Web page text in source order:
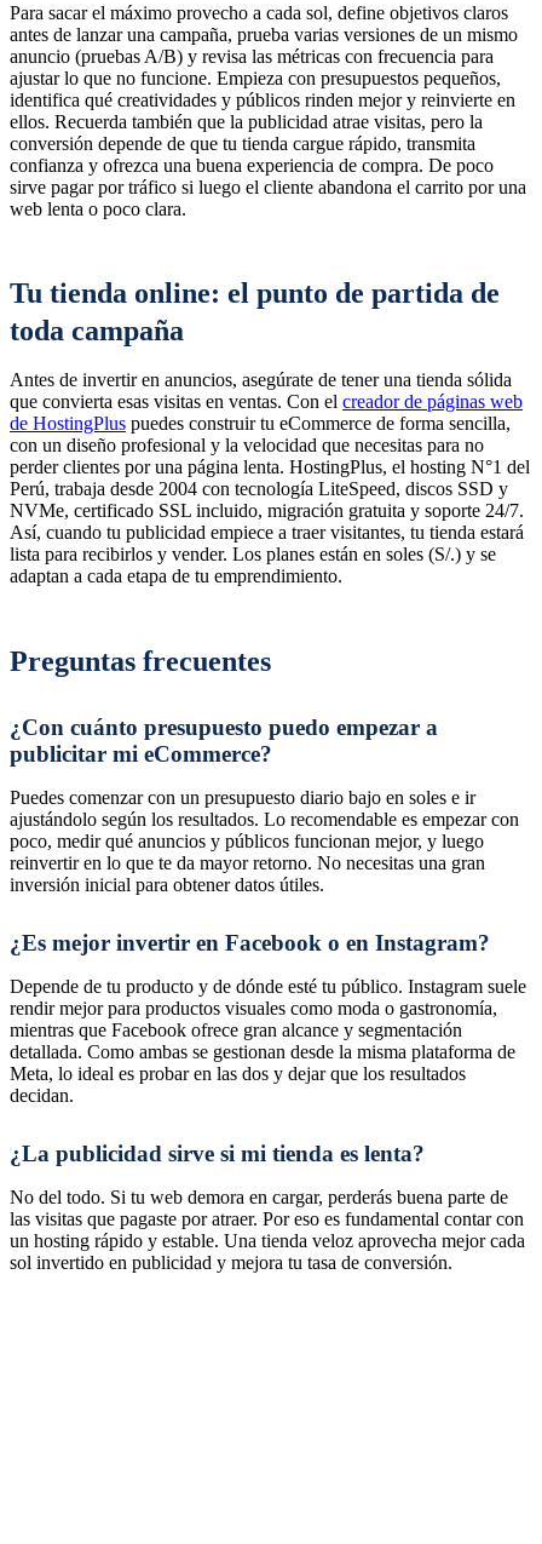
Para sacar el máximo provecho a cada sol, define objetivos claros
antes de lanzar una campaña, prueba varias versiones de un mismo
anuncio (pruebas A/B) y revisa las métricas con frecuencia para
ajustar lo que no funcione. Empieza con presupuestos pequeños,
identifica qué creatividades y públicos rinden mejor y reinvierte en
ellos. Recuerda también que la publicidad atrae visitas, pero la
conversión depende de que tu tienda cargue rápido, transmita
confianza y ofrezca una buena experiencia de compra. De poco
sirve pagar por tráfico si luego el cliente abandona el carrito por una
web lenta o poco clara.
Tu tienda online: el punto de partida de
toda campaña
Antes de invertir en anuncios, asegúrate de tener una tienda sólida
que convierta esas visitas en ventas. Con el creador de páginas web
de HostingPlus puedes construir tu eCommerce de forma sencilla,
con un diseño profesional y la velocidad que necesitas para no
perder clientes por una página lenta. HostingPlus, el hosting N°1 del
Perú, trabaja desde 2004 con tecnología LiteSpeed, discos SSD y
NVMe, certificado SSL incluido, migración gratuita y soporte 24/7.
Así, cuando tu publicidad empiece a traer visitantes, tu tienda estará
lista para recibirlos y vender. Los planes están en soles (S/.) y se
adaptan a cada etapa de tu emprendimiento.
Preguntas frecuentes
¿Con cuánto presupuesto puedo empezar a
publicitar mi eCommerce?
Puedes comenzar con un presupuesto diario bajo en soles e ir
ajustándolo según los resultados. Lo recomendable es empezar con
poco, medir qué anuncios y públicos funcionan mejor, y luego
reinvertir en lo que te da mayor retorno. No necesitas una gran
inversión inicial para obtener datos útiles.
¿Es mejor invertir en Facebook o en Instagram?
Depende de tu producto y de dónde esté tu público. Instagram suele
rendir mejor para productos visuales como moda o gastronomía,
mientras que Facebook ofrece gran alcance y segmentación
detallada. Como ambas se gestionan desde la misma plataforma de
Meta, lo ideal es probar en las dos y dejar que los resultados
decidan.
¿La publicidad sirve si mi tienda es lenta?
No del todo. Si tu web demora en cargar, perderás buena parte de
las visitas que pagaste por atraer. Por eso es fundamental contar con
un hosting rápido y estable. Una tienda veloz aprovecha mejor cada
sol invertido en publicidad y mejora tu tasa de conversión.